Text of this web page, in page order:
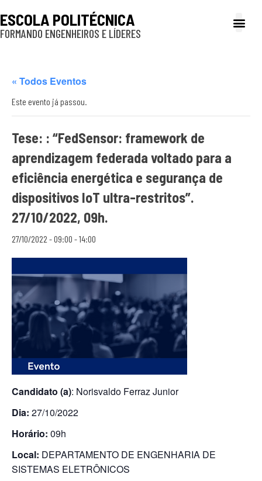
ESCOLA POLITÉCNICA
FORMANDO ENGENHEIROS E LÍDERES
« Todos Eventos
Este evento já passou.
Tese: : “FedSensor: framework de
aprendizagem federada voltado para a
eficiência energética e segurança de
dispositivos IoT ultra-restritos”.
27/10/2022, 09h.
27/10/2022 - 09:00 -14:00
Candidato (a): Norisvaldo Ferraz Junior
Dia: 27/10/2022
Horário: 09h
Local: DEPARTAMENTO DE ENGENHARIA DE
SISTEMAS ELETRÔNICOS